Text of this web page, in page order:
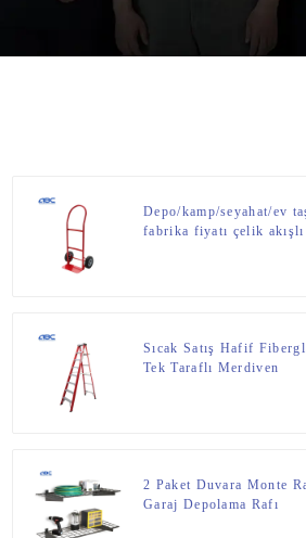
Depo/kamp/seyahat/ev
fabrika fiyatı çelik
Sıcak Satış Hafif
Tek Taraflı Merdiven
2 Paket Duvara Monte
Garaj Depolama Rafı